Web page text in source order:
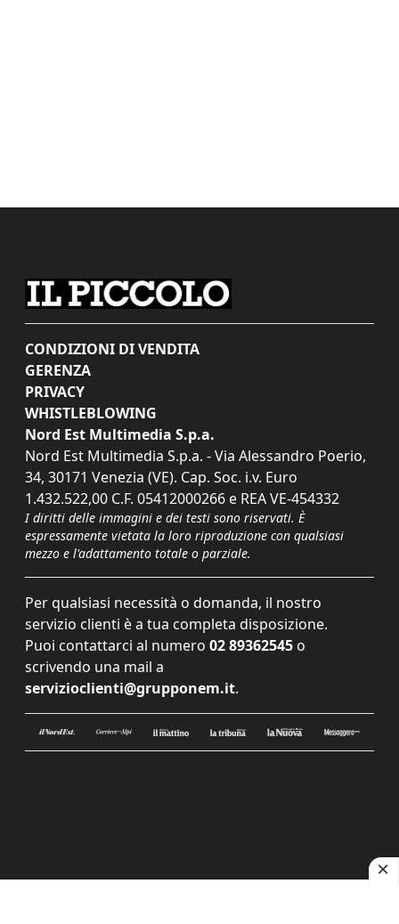
CONDIZIONI DI VENDITA
GERENZA
PRIVACY
WHISTLEBLOWING
Nord Est Multimedia S.p.a.
Nord Est Multimedia S.p.a. - Via Alessandro Poerio,
34, 30171 Venezia (VE). Cap. Soc. i.v. Euro
1.432.522,00 C.F. 05412000266 e REA VE-454332
I diritti delle immagini e dei testi sono riservati. È
espressamente vietata la loro riproduzione con qualsiasi
mezzo e l'adattamento totale o parziale.
Per qualsiasi necessità o domanda, il nostro
servizio clienti è a tua completa disposizione.
Puoi contattarci al numero 02 89362545 o
scrivendo una mail a
servizioclienti@grupponem.it.